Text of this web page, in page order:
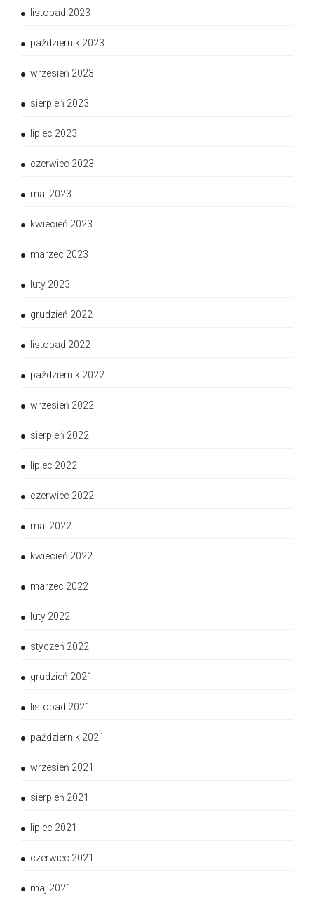
listopad 2023
październik 2023
wrzesień 2023
sierpień 2023
lipiec 2023
czerwiec 2023
maj 2023
kwiecień 2023
marzec 2023
luty 2023
grudzień 2022
listopad 2022
październik 2022
wrzesień 2022
sierpień 2022
lipiec 2022
czerwiec 2022
maj 2022
kwiecień 2022
marzec 2022
luty 2022
styczeń 2022
grudzień 2021
listopad 2021
październik 2021
wrzesień 2021
sierpień 2021
lipiec 2021
czerwiec 2021
maj 2021